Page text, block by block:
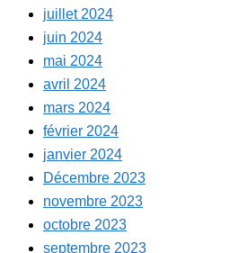
juillet 2024
juin 2024
mai 2024
avril 2024
mars 2024
février 2024
janvier 2024
Décembre 2023
novembre 2023
octobre 2023
septembre 2023